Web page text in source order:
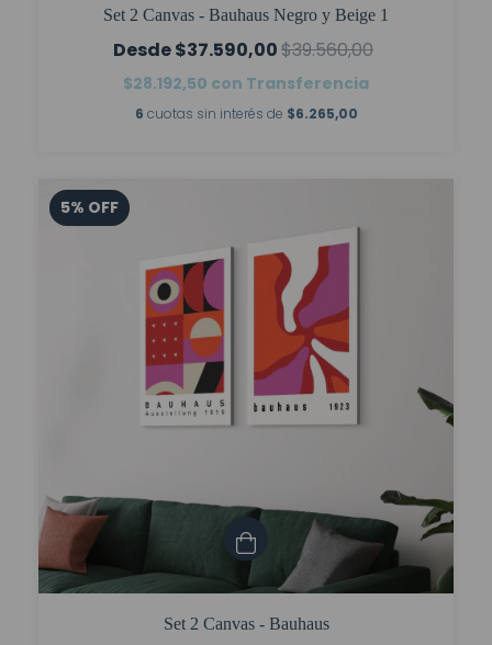
Set 2 Canvas - Bauhaus Negro y Beige 1
$37.590,00$39.560,00
$28.192,50 con Transferencia
6 cuotas sin interés de $6.265,00
5% OFF
Set 2 Canvas - Bauhaus